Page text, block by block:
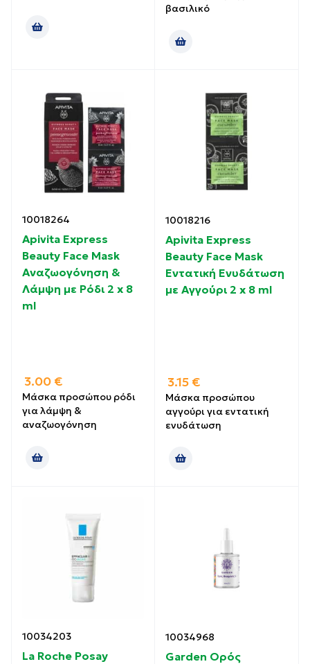
βασιλικό
10018264
Apivita Express
Beauty Face Mask
Αναζωογόνηση &
Λάμψη με Ρόδι 2 x 8
ml
3.00 €
Μάσκα προσώπου ρόδι
για λάμψη &
αναζωογόνηση
10018216
Apivita Express
Beauty Face Mask
Εντατική Ενυδάτωση
με Αγγούρι 2 x 8 ml
3.15 €
Μάσκα προσώπου
αγγούρι για εντατική
ενυδάτωση
10034203
La Roche Posay
10034968
Garden Ορός